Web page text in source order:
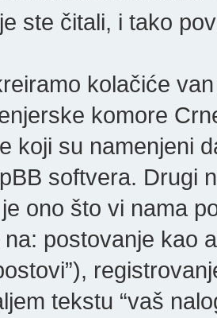
ste čitali, i tako
kolačiće
komore
koji su namenjeni
softvera. Drugi
ono što vi nama
postovanje kao
tekstu “vaš